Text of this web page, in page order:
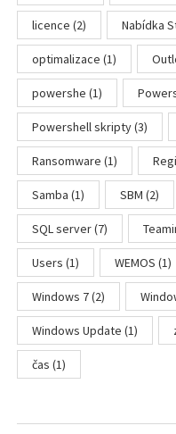
licence (2) Nabídka
optimalizace (1)
powershe (1)
Powershell skripty(3)
Ransomware (1)
Samba (1) SBM (2)
SQL server(7)
Users (1) WEMOS (1)
Windows 7(2)
Windows Update (1)
čas (1)